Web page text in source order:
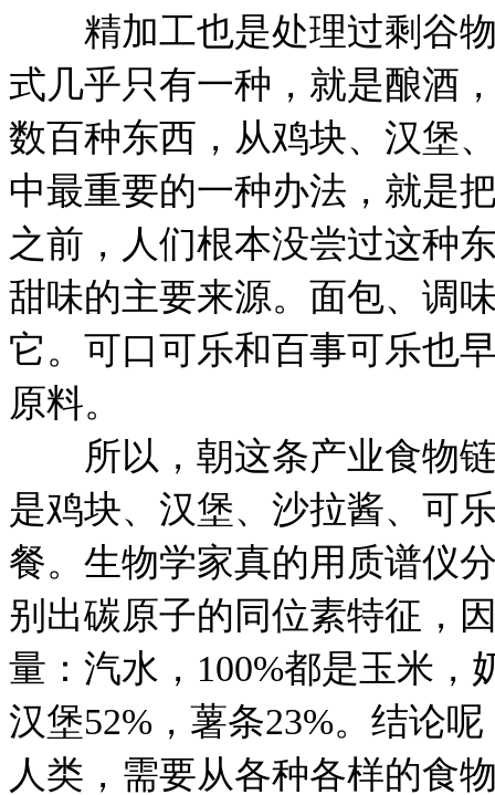
精加工也是处理过剩谷物
式几乎只有一种，就是酿酒
数百种东西，从鸡块、汉堡
中最重要的一种办法，就是
之前，人们根本没尝过这种
甜味的主要来源。面包、调
它。可口可乐和百事可乐也
原料。
所以，朝这条产业食物链
是鸡块、汉堡、沙拉酱、可
餐。生物学家真的用质谱仪
别出碳原子的同位素特征，
量：汽水，100%都是玉米，
汉堡52%，薯条23%。结论
人类，需要从各种各样的食